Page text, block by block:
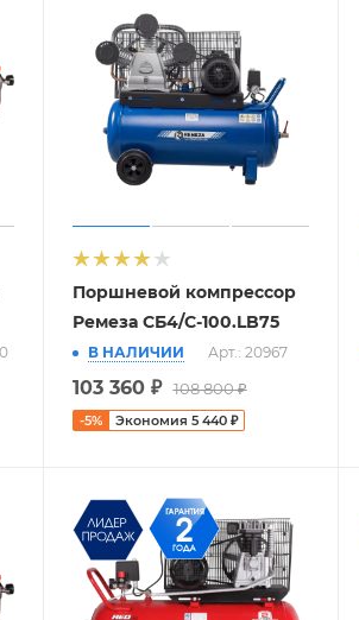
Поршневой компрессор
Ремеза СБ4/С-100.LB75
В НАЛИЧИИ Арт.: 20967
103 360₽ 108 800₽
-5% Экономия 5 440₽